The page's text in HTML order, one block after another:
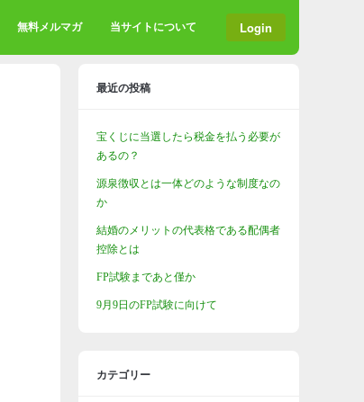
無料メルマガ 当サイトについて Login
最近の投稿
宝くじに当選したら税金を払う必要が
あるの？
源泉徴収とは一体どのような制度なの
か
結婚のメリットの代表格である配偶者
控除とは
FP試験まであと僅か
9月9日のFP試験に向けて
カテゴリー